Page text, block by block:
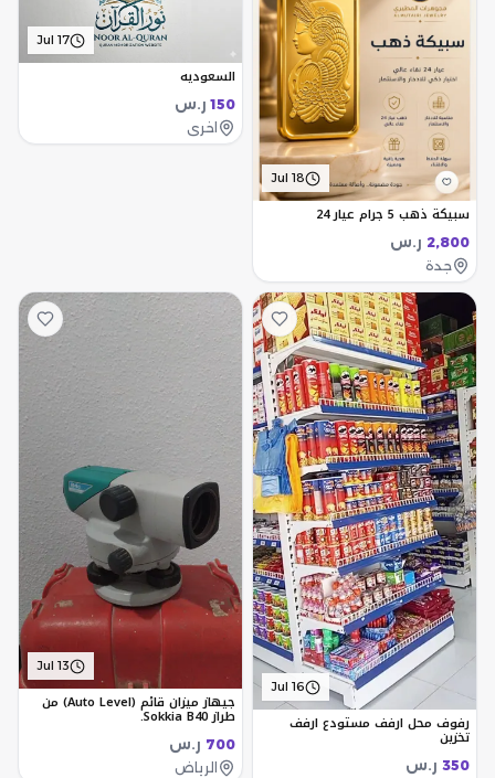
Jul 18
سبيكة ذهب 5 جرام عيار 24
2,800 ر.س
جدة
Jul 17
السعوديه
150 ر.س
اخرى
Jul 16
رفوف محل ارفف مستودع ارفف
تخزين
350 ر.س
Jul 13
جيهاز ميزان قائم (Auto Level) من
طراز Sokkia B40.
700 ر.س
الرياض